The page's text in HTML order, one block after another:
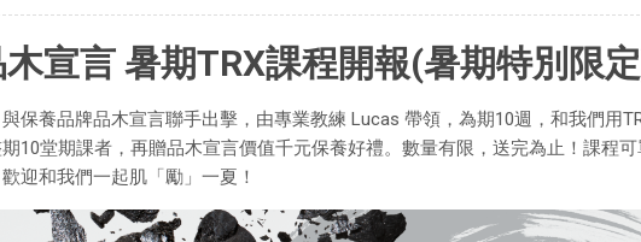
宣言 暑期TRX課程開報(暑期特別限
保養品牌品木宣言聯手出擊，由專業教練 Lucas 帶領，為期10週，和我們用
10堂期課者，再贈品木宣言價值千元保養好禮。數量有限，送完為止！課程可
迎和我們一起肌「勵」一夏！